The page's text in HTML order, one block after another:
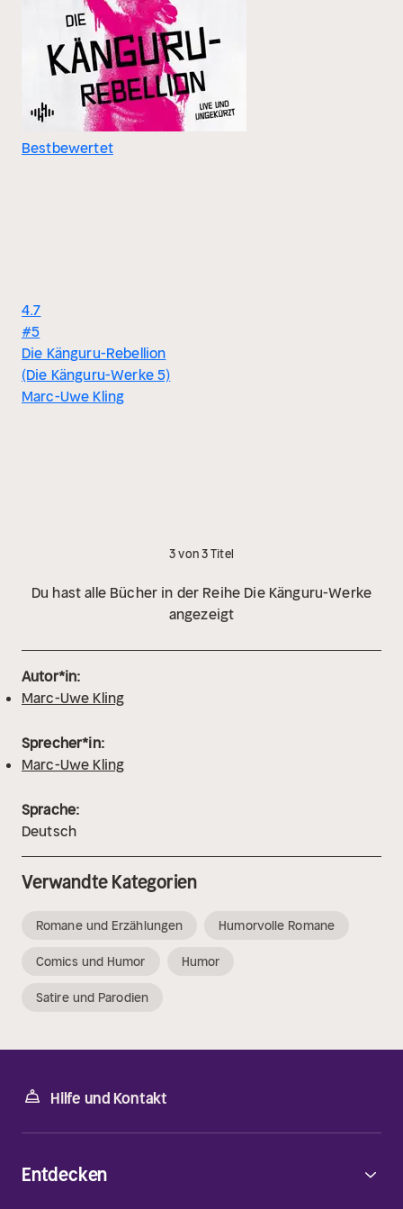
Bestbewertet
4.7
#5
Die Känguru-Rebellion
(Die Känguru-Werke 5)
Marc-Uwe Kling
3 von 3 Titel
Du hast alle Bücher in der Reihe Die Känguru-Werke
angezeigt
Autor*in:
Marc-Uwe Kling
Sprecher*in:
Marc-Uwe Kling
Sprache:
Deutsch
Verwandte Kategorien
Romane und Erzählungen Humorvolle Romane
Comics und Humor Humor
Satire und Parodien
Hilfe und Kontakt
Entdecken